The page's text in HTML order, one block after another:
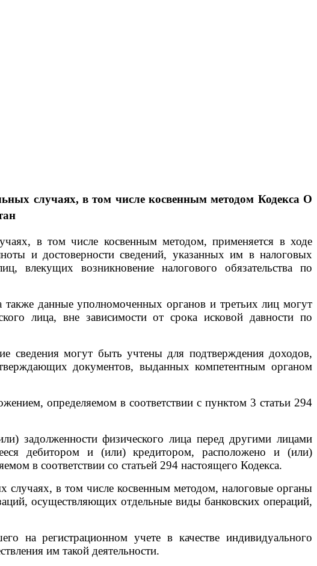
случаях, в том числе косвенным методом Кодекса О
в том числе косвенным методом, применяется в ходе
и достоверности сведений, указанных им в налоговых
влекущих возникновение налогового обязательства по
данные уполномоченных органов и третьих лиц могут
лица, вне зависимости от срока исковой давности по
могут быть учтены для подтверждения доходов,
документов, выданных компетентным органом
определяемом в соответствии с пунктом 3 статьи 294
задолженности физического лица перед другими лицами
дебитором и (или) кредитором, расположено и (или)
в соответствии со статьей 294 настоящего Кодекса.
в том числе косвенным методом, налоговые органы
осуществляющих отдельные виды банковских операций,
на регистрационном учете в качестве индивидуального
им такой деятельности.